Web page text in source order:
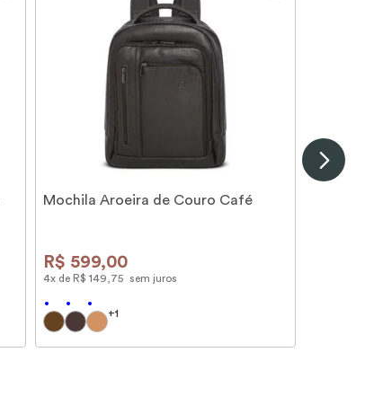
Mochila Aroeira de Couro Café
R$ 599,00
4x de R$ 149 75 sem juros
+1